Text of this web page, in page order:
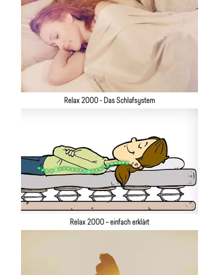
Relax 2000 - Das Schlafsystem
Relax 2000 – einfach erklärt